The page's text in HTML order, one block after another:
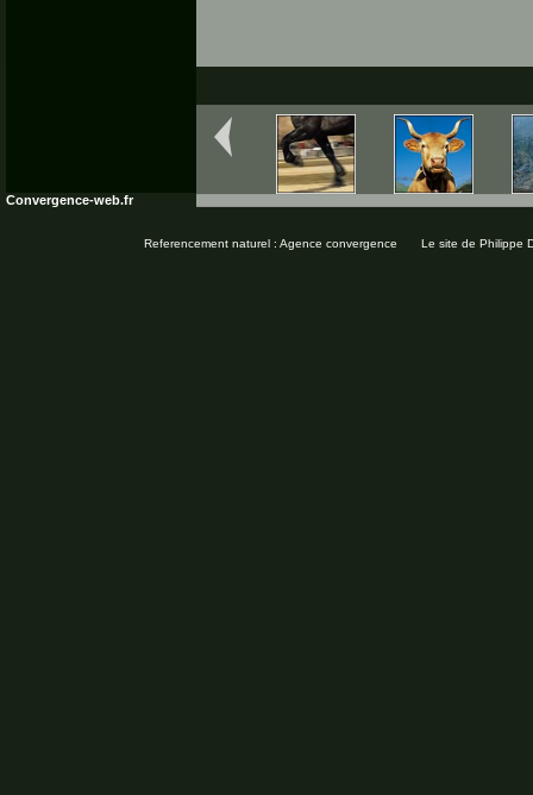
Convergence-web.fr
Le site de Philippe
Referencement naturel : Agence convergence